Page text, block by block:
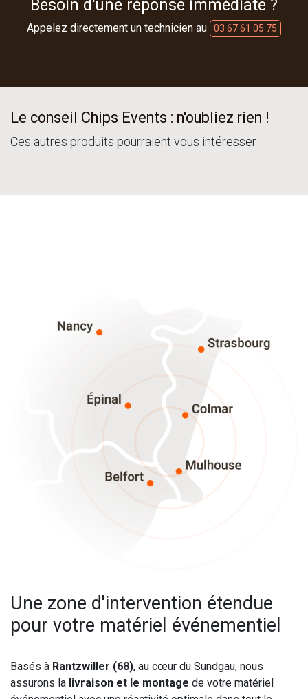
Besoin d'une réponse immédiate ?
Appelez directement un technicien au 03 67 61 05 75
Le conseil Chips Events : n'oubliez rien !
Ces autres produits pourraient vous intéresser
Une zone d'intervention étendue
pour votre matériel événementiel
Basés à Rantzwiller (68), au cœur du Sundgau, nous
assurons la livraison et le montage de votre matériel